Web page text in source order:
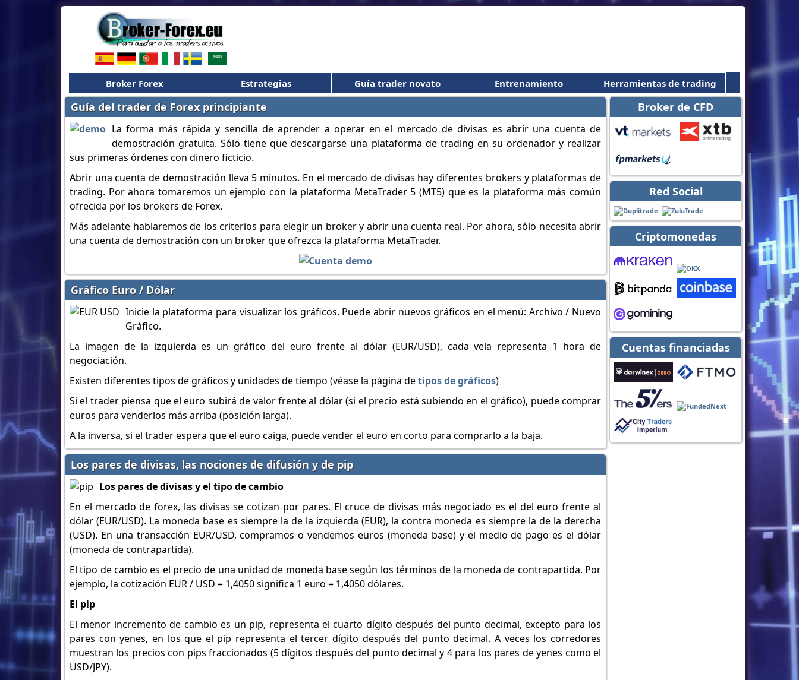
Broker Forex Estrategias Guía trader novato Entrenamiento Herramientas de trading
Broker de CFD
Red Social
Criptomonedas
Cuentas financiadas
Guía del trader de Forex principiante
La forma más rápida y sencilla de aprender a operar en el mercado de divisas es abrir una cuenta de
demostración gratuita. Sólo tiene que descargarse una plataforma de trading en su ordenador y realizar
sus primeras órdenes con dinero ficticio.
Abrir una cuenta de demostración lleva 5 minutos. En el mercado de divisas hay diferentes brokers y plataformas de
trading. Por ahora tomaremos un ejemplo con la plataforma MetaTrader 5 (MT5) que es la plataforma más común
ofrecida por los brokers de Forex.
Más adelante hablaremos de los criterios para elegir un broker y abrir una cuenta real. Por ahora, sólo necesita abrir
una cuenta de demostración con un broker que ofrezca la plataforma MetaTrader.
Gráfico Euro / Dólar
Inicie la plataforma para visualizar los gráficos. Puede abrir nuevos gráficos en el menú: Archivo / Nuevo
Gráfico.
La imagen de la izquierda es un gráfico del euro frente al dólar (EUR/USD), cada vela representa 1 hora de
negociación.
Existen diferentes tipos de gráficos y unidades de tiempo (véase la página detipos de gráficos)
Si el trader piensa que el euro subirá de valor frente al dólar (si el precio está subiendo en el gráfico), puede comprar
euros para venderlos más arriba (posición larga).
A la inversa, si el trader espera que el euro caiga, puede vender el euro en corto para comprarlo a la baja.
Los pares de divisas, las nociones de difusión y de pip
Los pares de divisas y el tipo de cambio
En el mercado de forex, las divisas se cotizan por pares. El cruce de divisas más negociado es el del euro frente al
dólar (EUR/USD). La moneda base es siempre la de la izquierda (EUR), la contra moneda es siempre la de la derecha
(USD). En una transacción EUR/USD, compramos o vendemos euros (moneda base) y el medio de pago es el dólar
(moneda de contrapartida).
El tipo de cambio es el precio de una unidad de moneda base según los términos de la moneda de contrapartida. Por
ejemplo, la cotización EUR / USD = 1,4050 significa 1 euro = 1,4050 dólares.
El pip
El menor incremento de cambio es un pip, representa el cuarto dígito después del punto decimal, excepto para los
pares con yenes, en los que el pip representa el tercer dígito después del punto decimal. A veces los corredores
muestran los precios con pips fraccionados (5 dígitos después del punto decimal y 4 para los pares de yenes como el
USD/JPY).